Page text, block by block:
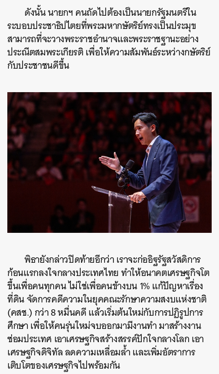
ดังนั้น นายกฯ คนถัดไปต้องเป็นนายกรัฐมนตรีใน
ระบอบประชาธิปไตยที่พระมหากษัตริย์ทรงเป็นประมุข
สามารถที่จะวางพระราชอำนาจและพระราชฐานะอย่าง
ประณีตสมพระเกียรติ เพื่อให้ความสัมพันธ์ระหว่างกษัตริย์
กับประชาชนดีขึ้น
พิธายังกล่าวปิดท้ายอีกว่า เราจะก่ออิฐรัฐสวัสดิการ
ก้อนแรกลงใจกลางประเทศไทย ทำให้อนาคตเศรษฐกิจโต
ขึ้นเพื่อคนทุกคน ไม่ใช่เพื่อคนข้างบน 1% แก้ปัญหาเรื่อง
ที่ดิน จัดการคดีความในยุคคณะรักษาความสงบแห่งชาติ
(คสช.) กว่า 8 หมื่นคดี แล้วเริ่มต้นใหม่กับการปฏิรูปการ
ศึกษา เพื่อให้คนรุ่นใหม่จบออกมามีงานทำ มาสร้างงาน
ซ่อมประเทศ เอาเศรษฐกิจสร้างสรรค์ปักใจกลางโลก เอา
เศรษฐกิจดิจิทัล ลดความเหลื่อมล้ำ และเพิ่มอัตราการ
เติบโตของเศรษฐกิจไปพร้อมกัน
ค้นหา
SHARE TWEET LINE EMAIL